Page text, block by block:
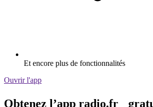
Et encore plus de fonctionnalités
Ouvrir l'app
Obtenez l’app radio.fr